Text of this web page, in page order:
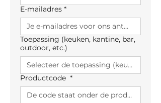
E-mailadres *
Toepassing (keuken, kantine, bar,
outdoor, etc.)
Productcode *